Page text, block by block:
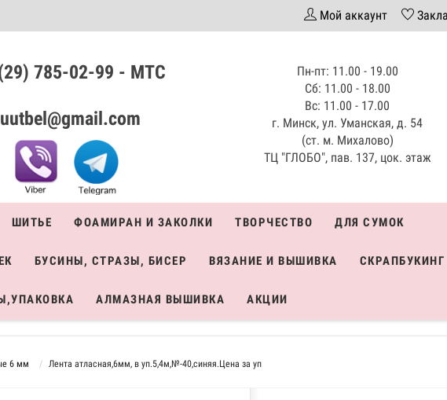
Мой аккаунт
785-02-99 - МТС
uutbel@gmail.com
Пн-пт: 11.00 - 19.00
Сб: 11.00 - 18.00
Вс: 11.00 - 17.00
г. Минск, ул. Уманская, д. 54
(ст. м. Михалово)
ТЦ "ГЛОБО", пав. 137, цок. этаж
ШИТЬЕ ФОАМИРАН И ЗАКОЛКИ ТВОРЧЕСТВО ДЛЯ СУМОК
БУСИНЫ, СТРАЗЫ, БИСЕР ВЯЗАНИЕ И ВЫШИВКА СКРАПБУКИНГ
АЛМАЗНАЯ ВЫШИВКА АКЦИИ
6 мм Лента атласная,6мм, в уп.5,4м,№-40,синяя.Цена за уп